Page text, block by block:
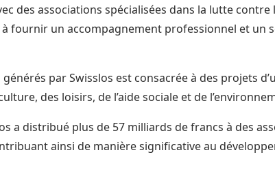
des associations spécialisées dans la lutte contre
à fournir un accompagnement professionnel et un
générés par Swisslos est consacrée à des projets
des loisirs, de l’aide sociale et de
a distribué plus de 57 milliards de francs à des
ainsi de manière significative au